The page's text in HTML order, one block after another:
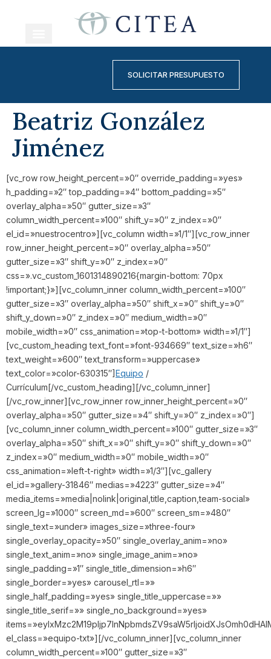
SOLICITAR PRESUPUESTO
Beatriz González
Jiménez
[vc_row row_height_percent=»0″ override_padding=»yes»
h_padding=»2″ top_padding=»4″ bottom_padding=»5″
overlay_alpha=»50″ gutter_size=»3″
column_width_percent=»100″ shift_y=»0″ z_index=»0″
el_id=»nuestrocentro»][vc_column width=»1/1″][vc_row_inner
row_inner_height_percent=»0″ overlay_alpha=»50″
gutter_size=»3″ shift_y=»0″ z_index=»0″
css=».vc_custom_1601314890216{margin-bottom: 70px
!important;}»][vc_column_inner column_width_percent=»100″
gutter_size=»3″ overlay_alpha=»50″ shift_x=»0″ shift_y=»0″
shift_y_down=»0″ z_index=»0″ medium_width=»0″
mobile_width=»0″ css_animation=»top-t-bottom» width=»1/1″]
[vc_custom_heading text_font=»font-934669″ text_size=»h6″
text_weight=»600″ text_transform=»uppercase»
text_color=»color-630315″]Equipo /
Currículum[/vc_custom_heading][/vc_column_inner]
[/vc_row_inner][vc_row_inner row_inner_height_percent=»0″
overlay_alpha=»50″ gutter_size=»4″ shift_y=»0″ z_index=»0″]
[vc_column_inner column_width_percent=»100″ gutter_size=»3″
overlay_alpha=»50″ shift_x=»0″ shift_y=»0″ shift_y_down=»0″
z_index=»0″ medium_width=»0″ mobile_width=»0″
css_animation=»left-t-right» width=»1/3″][vc_gallery
el_id=»gallery-31846″ medias=»4223″ gutter_size=»4″
media_items=»media|nolink|original,title,caption,team-social»
screen_lg=»1000″ screen_md=»600″ screen_sm=»480″
single_text=»under» images_size=»three-four»
single_overlay_opacity=»50″ single_overlay_anim=»no»
single_text_anim=»no» single_image_anim=»no»
single_padding=»1″ single_title_dimension=»h6″
single_border=»yes» carousel_rtl=»»
single_half_padding=»yes» single_title_uppercase=»»
single_title_serif=»» single_no_background=»yes»
el_class=»equipo-txt»][/vc_column_inner][vc_column_inner
column_width_percent=»100″ gutter_size=»3″